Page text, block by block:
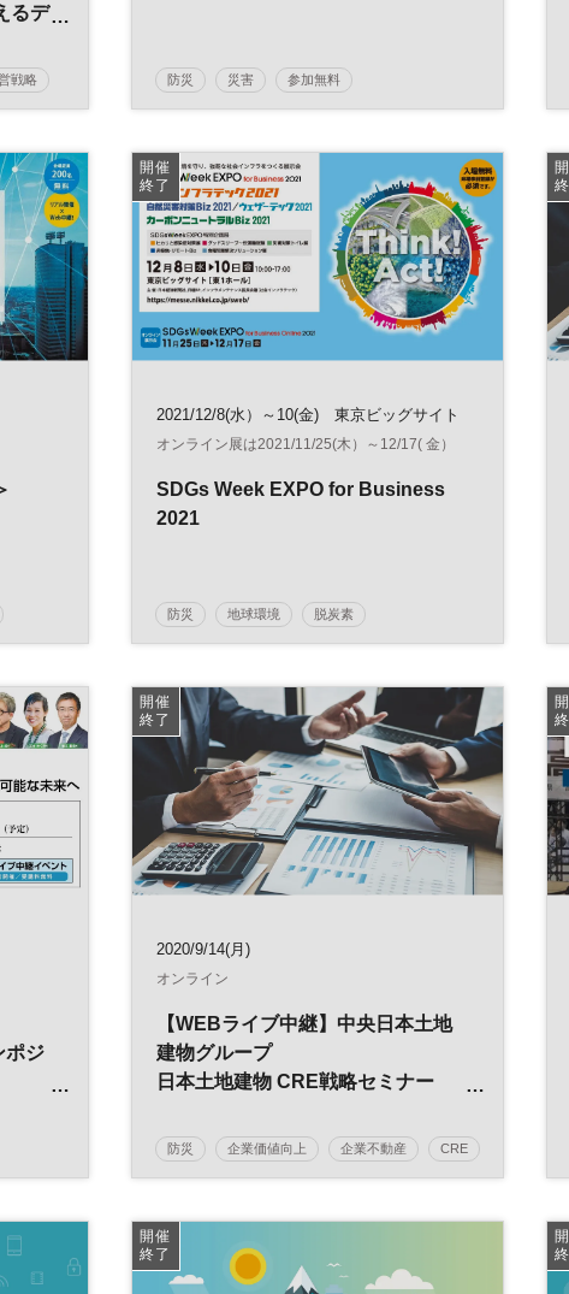
るデ
戦略 防災 災害 参加無料
加無料
開催
終了
2021/12/8(水）～10(金) 東京ビッグサイト
オンライン展は2021/11/25(木）～12/17( 金）
SDGs Week EXPO for Business
2021
防災 地球環境 脱炭素
インフラ 気候変動 災害対策
ポジ
開催
終了
2020/9/14(月)
オンライン
【WEBライブ中継】中央日本土地
建物グループ
日本土地建物 CRE戦略セミナー
「災害から企業を守るCRE戦略」
～不動産は人と企業を守り抜けるか
防災 企業価値向上 企業不動産 CRE
不動産マーケット
開催
終了